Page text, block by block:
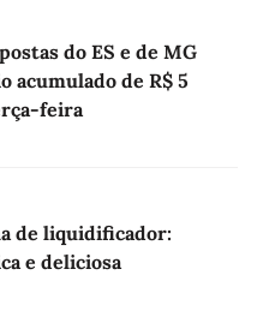
do ES e de MG
acumulado de R$ 5
feira
de liquidificador:
e deliciosa